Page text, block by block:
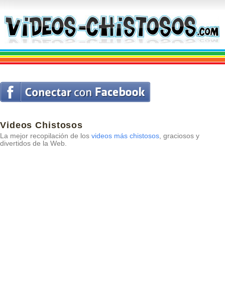
Videos Chistosos
La mejor recopilación de los videos más chistosos, graciosos y
divertidos de la Web.